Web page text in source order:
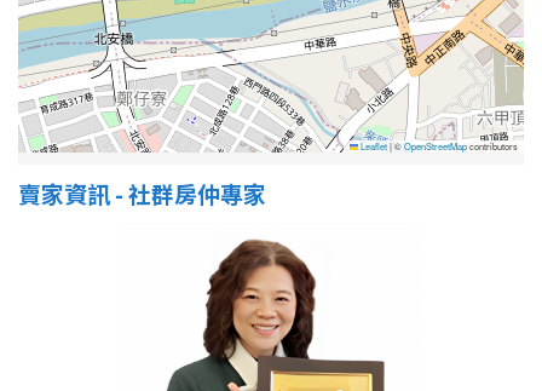
5-10 年 10-20 年
20-30 年 30-40 年
Leaflet|©OpenStreetMapcontributors
賣家資訊 - 社群房仲專家